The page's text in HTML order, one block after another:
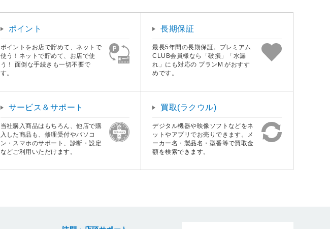
ポイント
ポイントをお店で貯めて、ネットで
使う！ネットで貯めて、お店で使
う！ 面倒な手続きも一切不要で
す。
長期保証
最長5年間の長期保証。プレミアム
CLUB会員様なら「破損」「水漏
れ」にも対応の プランM がおすす
めです。
サービス＆サポート
当社購入商品はもちろん、他店で購
入した商品も、修理受付やパソコ
ン・スマホのサポート、診断・設定
などご利用いただけます。
買取(ラクウル)
デジタル機器や映像ソフトなどをネ
ットやアプリでお売りできます。メ
ーカー名・製品名・型番等で買取金
額を検索できます。